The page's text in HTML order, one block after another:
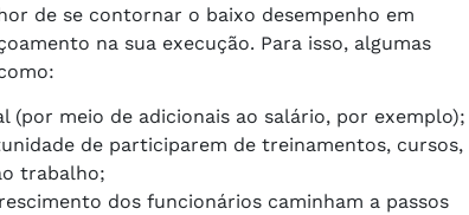
de se contornar o baixo desempenho em
na sua execução. Para isso, algumas
(por meio de adicionais ao salário, por exemplo);
de participarem de treinamentos, cursos,
trabalho;
dos funcionários caminham a passos